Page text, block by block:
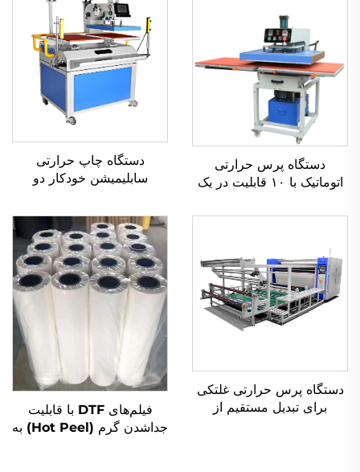
دستگاه پرس حرارتی
اتوماتیک با ۱۰ قابلیت در یک
قابلیت برجسته‌سازی و انتقال
سابلیمیشن برای پوشاک
دستگاه چاپ حرارتی
سابلیمیشن خودکار دو
شرکت گائوشانگ دونگقوان
برای کارخانه‌های تولید هودی
بافتی
دستگاه پرس حرارتی غلتکی
برای تبدیل مستقیم از
فیلم‌های DTF با قابلیت
جداشدن گرم (Hot Peel) به